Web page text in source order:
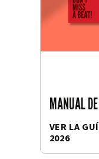
MANUAL
VER LA
2026